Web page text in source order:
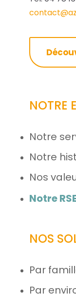
NOTRE
Notre
Notre
Nos
Notre
NOS
Par
Par